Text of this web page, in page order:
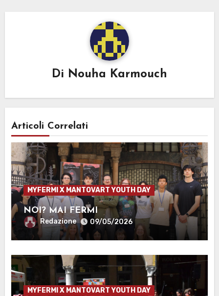
Di Nouha Karmouch
Articoli Correlati
MYFERMI X MANTOVART YOUTH DAY
NOI? MAI FERMI
Redazione 09/05/2026
MYFERMI X MANTOVART YOUTH DAY